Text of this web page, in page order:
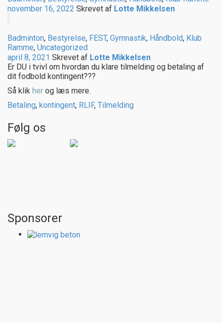
november 16, 2022 Skrevet af Lotte Mikkelsen
Badminton, Bestyrelse, FEST, Gymnastik, Håndbold, Klub
Ramme, Uncategorized
april 8, 2021 Skrevet af Lotte Mikkelsen
Er DU i tvivl om hvordan du klare tilmelding og betaling af
dit fodbold kontingent???
Så klik her og læs mere.
Betaling, kontingent, RLIF, Tilmelding
Følg os
Sponsorer